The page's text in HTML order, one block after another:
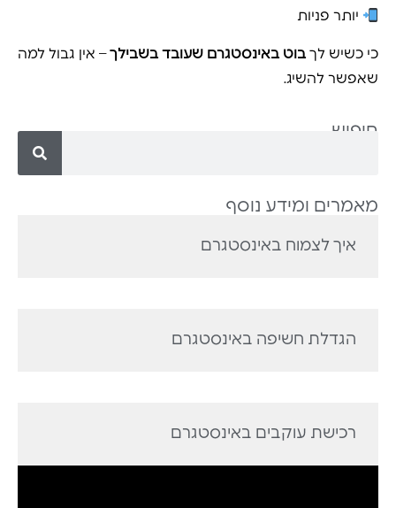
חיפוש
מאמרים ומידע נוסף
איך לצמוח באינסטגרם
הגדלת חשיפה באינסטגרם
רכישת עוקבים באינסטגרם
יותר פניות
כי כשיש לך בוט באינסטגרם שעובד בשבילך– אין גבול למה
שאפשר להשיג.